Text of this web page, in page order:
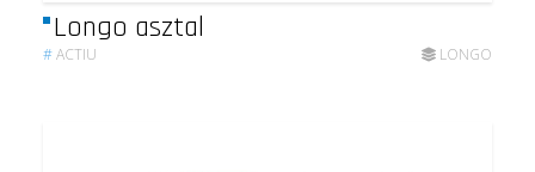
Longo asztal
#ACTIU LONGO